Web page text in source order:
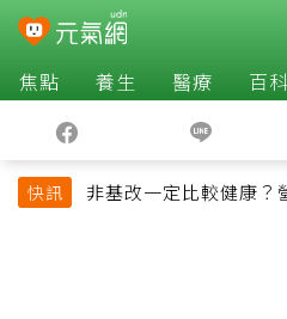
焦點 養生 醫療 百科
快訊
非基改一定比較健康？